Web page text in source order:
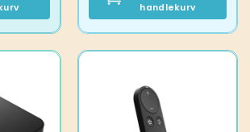
handlekurv